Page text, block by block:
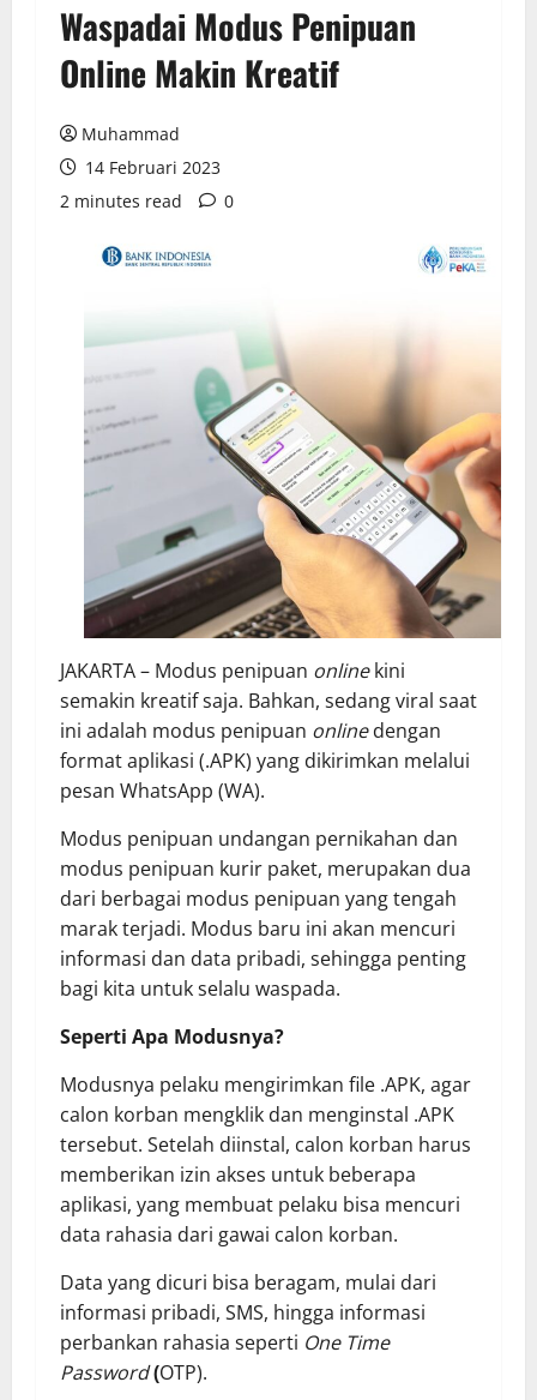
Waspadai Modus Penipuan
Online Makin Kreatif
Muhammad
14 Februari 2023
2 minutes read
0
JAKARTA – Modus penipuan onlinekini
semakin kreatif saja. Bahkan, sedang viral saat
ini adalah modus penipuan onlinedengan
format aplikasi (.APK) yang dikirimkan melalui
pesan WhatsApp (WA).
Modus penipuan undangan pernikahan dan
modus penipuan kurir paket, merupakan dua
dari berbagai modus penipuan yang tengah
marak terjadi. Modus baru ini akan mencuri
informasi dan data pribadi, sehingga penting
bagi kita untuk selalu waspada.
Seperti Apa Modusnya?
Modusnya pelaku mengirimkan file .APK, agar
calon korban mengklik dan menginstal .APK
tersebut. Setelah diinstal, calon korban harus
memberikan izin akses untuk beberapa
aplikasi, yang membuat pelaku bisa mencuri
data rahasia dari gawai calon korban.
Data yang dicuri bisa beragam, mulai dari
informasi pribadi, SMS, hingga informasi
perbankan rahasia seperti One Time
Password(OTP).